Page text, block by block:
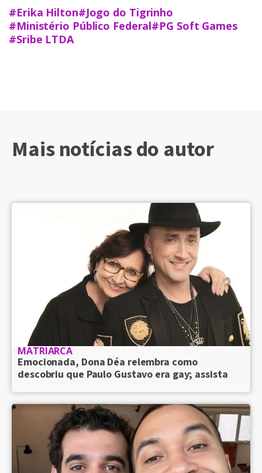
#Erika Hilton#Jogo do Tigrinho
#Ministério Público Federal#PG Soft Games
#Sribe LTDA
Mais notícias do autor
MATRIARCA
Emocionada, Dona Déa relembra como
descobriu que Paulo Gustavo era gay; assista